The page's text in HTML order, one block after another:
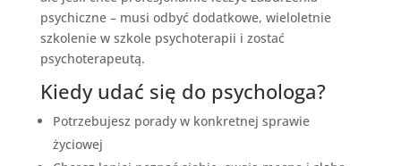
psychiczne – musi odbyć dodatkowe, wieloletnie
szkolenie w szkole psychoterapii i zostać
psychoterapeutą.
Kiedy udać się do psychologa?
Potrzebujesz porady w konkretnej sprawie
życiowej